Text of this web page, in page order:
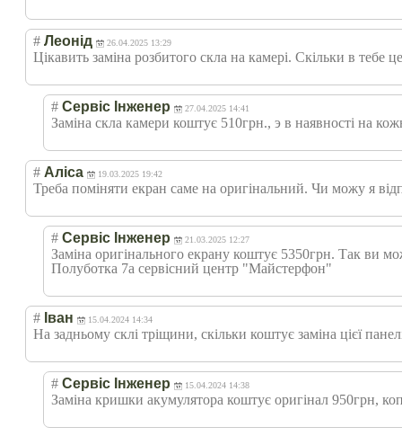
# Леонід 26.04.2025 13:29
Цікавить заміна розбитого скла на камері. Скільки в тебе
# Сервіс Інженер 27.04.2025 14:41
Заміна скла камери коштує 510грн., э в наявності на
# Аліса 19.03.2025 19:42
Треба поміняти екран саме на оригінальний. Чи можу я
# Сервіс Інженер 21.03.2025 12:27
Заміна оригінального екрану коштує 5350грн. Так ви
Полуботка 7а сервісний центр "Майстерфон"
# Іван 15.04.2024 14:34
На задньому склі тріщини, скільки коштує заміна цієї
# Сервіс Інженер 15.04.2024 14:38
Заміна кришки акумулятора коштує оригінал 950грн,